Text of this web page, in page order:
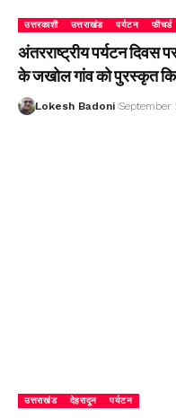
उत्तरकाशी उत्तराखंड पर्यटन फीचर्ड
अंतरराष्ट्रीय पर्यटन दिवस
के जखोल गांव को पुरस्कृत
Lokesh Badoni September
उत्तराखंड देहरादून पर्यटन